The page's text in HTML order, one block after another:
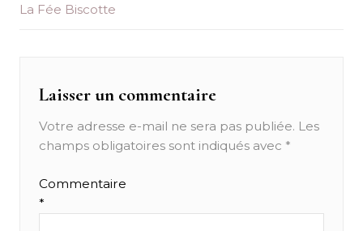
La Fée Biscotte
Laisser un commentaire
Votre adresse e-mail ne sera pas publiée. Les
champs obligatoires sont indiqués avec *
Commentaire
*